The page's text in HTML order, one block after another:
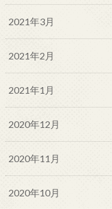
2021年3月
2021年2月
2021年1月
2020年12月
2020年11月
2020年10月